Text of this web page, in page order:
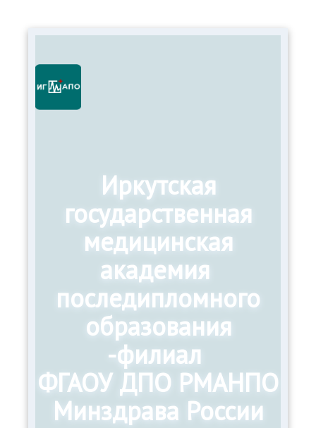
Иркутская
государственная
медицинская
академия
последипломного
образования
-филиал
ФГАОУ ДПО РМАНПО
Минздрава России